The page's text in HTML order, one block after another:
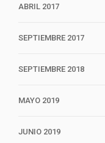
ABRIL 2017
SEPTIEMBRE 2017
SEPTIEMBRE 2018
MAYO 2019
JUNIO 2019